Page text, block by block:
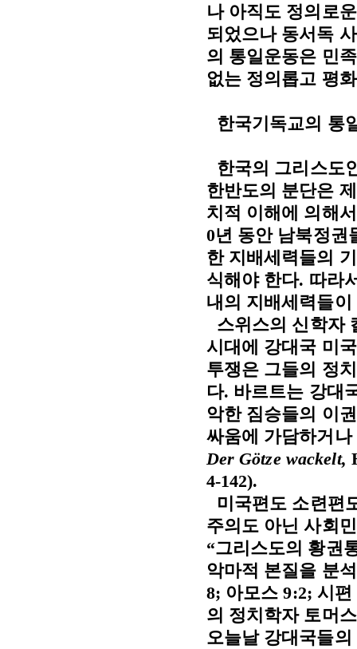
나 아직도 정의로
되었으나 동서독
의 통일운동은 민
없는 정의롭고 평
한국기독교의 통
한국의 그리스도
한반도의 분단은 제
치적 이해에 의해
0년 동안 남북정권
한 지배세력들의
식해야 한다. 따라
내의 지배세력들
스위스의 신학자
시대에 강대국 미
투쟁은 그들의 정
다. 바르트는 강대
악한 짐승들의 이
싸움에 가담하거
Der Götze wackelt,
4-142).
미국편도 소련편
주의도 아닌 사회
“그리스도의 황권
악마적 본질을 분
8; 아모스9:2;시편
의 정치학자 토머
오늘날 강대국들